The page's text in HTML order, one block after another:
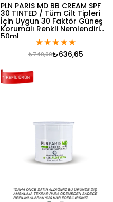
PLN PARIS MD BB CREAM SPF
30 TINTED / Tüm Cilt Tipleri
İçin Uygun 30 Faktör Güneş
Korumalı Renkli Nemlendirici
50ml ★★★★★
₺636,65
₺749,00